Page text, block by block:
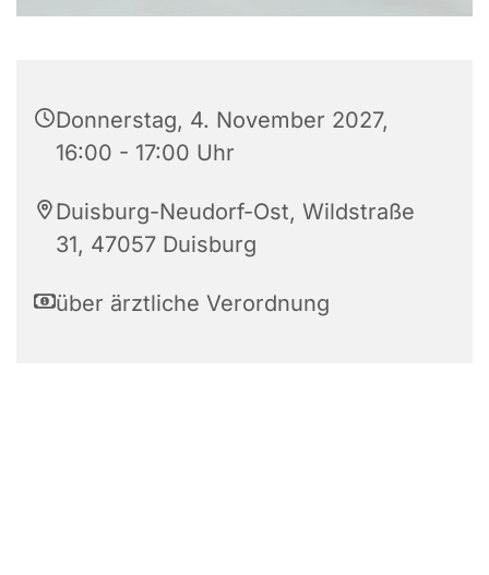
Donnerstag, 4. November 2027,
16:00 - 17:00 Uhr
Duisburg-Neudorf-Ost, Wildstraße
31, 47057 Duisburg
über ärztliche Verordnung